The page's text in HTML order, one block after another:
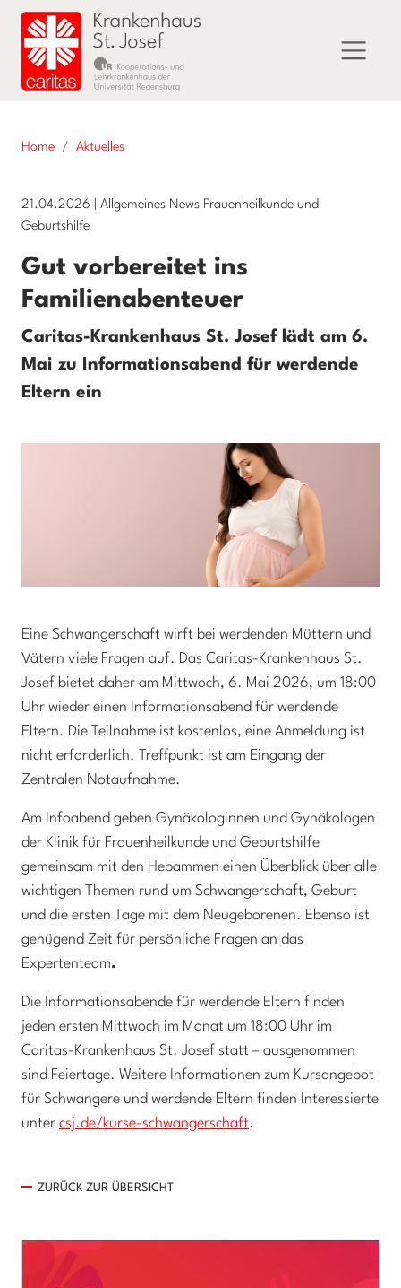
Home Aktuelles
21.04.2026
Allgemeines News Frauenheilkunde und
Geburtshilfe
Gut vorbereitet ins
Familienabenteuer
Caritas-Krankenhaus St. Josef lädt am 6.
Mai zu Informationsabend für werdende
Eltern ein
Eine Schwangerschaft wirft bei werdenden Müttern und
Vätern viele Fragen auf. Das Caritas-Krankenhaus St.
Josef bietet daher am Mittwoch, 6. Mai 2026, um 18:00
Uhr wieder einen Informationsabend für werdende
Eltern. Die Teilnahme ist kostenlos, eine Anmeldung ist
nicht erforderlich. Treffpunkt ist am Eingang der
Zentralen Notaufnahme.
Am Infoabend geben Gynäkologinnen und Gynäkologen
der Klinik für Frauenheilkunde und Geburtshilfe
gemeinsam mit den Hebammen einen Überblick über alle
wichtigen Themen rund um Schwangerschaft, Geburt
und die ersten Tage mit dem Neugeborenen. Ebenso ist
genügend Zeit für persönliche Fragen an das
Expertenteam.
Die Informationsabende für werdende Eltern finden
jeden ersten Mittwoch im Monat um 18:00 Uhr im
Caritas-Krankenhaus St. Josef statt – ausgenommen
sind Feiertage. Weitere Informationen zum Kursangebot
für Schwangere und werdende Eltern finden Interessierte
unter csj.de/kurse-schwangerschaft.
ZURÜCK ZUR ÜBERSICHT